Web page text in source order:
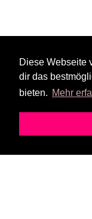
Diese Webseite
dir das
bieten. Mehr
Service &
Lass uns